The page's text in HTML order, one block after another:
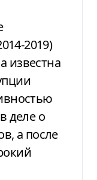
2019)
известна
деле о
а после